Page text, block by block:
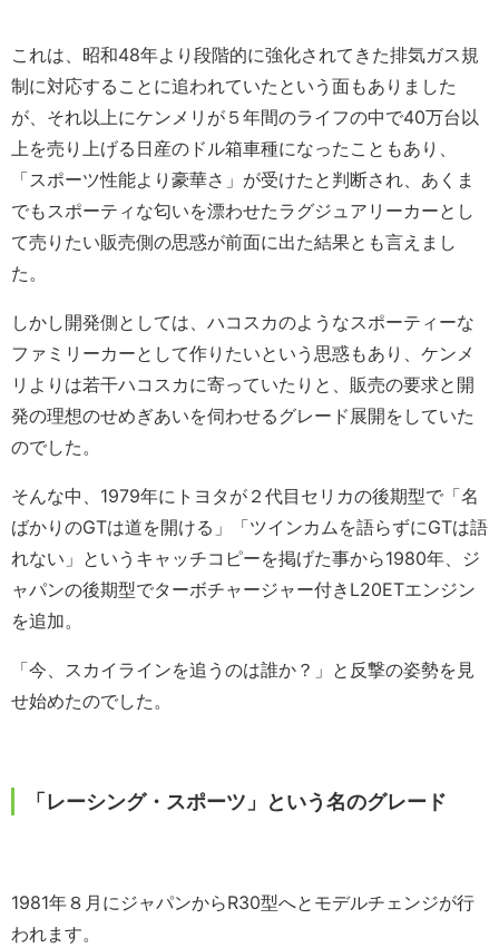
これは、昭和48年より段階的に強化されてきた排気ガス規
制に対応することに追われていたという面もありました
が、それ以上にケンメリが５年間のライフの中で40万台以
上を売り上げる日産のドル箱車種になったこともあり、
「スポーツ性能より豪華さ」が受けたと判断され、あくま
でもスポーティな匂いを漂わせたラグジュアリーカーとし
て売りたい販売側の思惑が前面に出た結果とも言えまし
た。
しかし開発側としては、ハコスカのようなスポーティーな
ファミリーカーとして作りたいという思惑もあり、ケンメ
リよりは若干ハコスカに寄っていたりと、販売の要求と開
発の理想のせめぎあいを伺わせるグレード展開をしていた
のでした。
そんな中、1979年にトヨタが２代目セリカの後期型で「名
ばかりのGTは道を開ける」「ツインカムを語らずにGTは語
れない」というキャッチコピーを掲げた事から1980年、ジ
ャパンの後期型でターボチャージャー付きL20ETエンジン
を追加。
「今、スカイラインを追うのは誰か？」と反撃の姿勢を見
せ始めたのでした。
「レーシング・スポーツ」という名のグレード
1981年８月にジャパンからR30型へとモデルチェンジが行
われます。